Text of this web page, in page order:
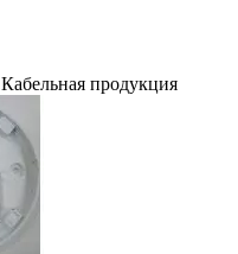
Кабельная продукция